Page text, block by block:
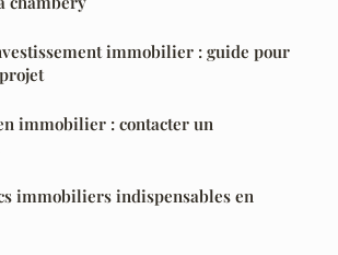
immobilier : guide pour
immobilier : contacter un
immobiliers indispensables en